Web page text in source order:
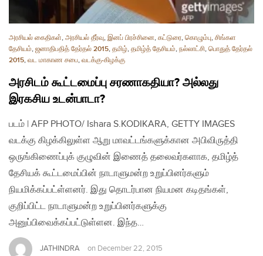
அரசியல் கைதிகள், அரசியல் தீர்வு, இனப் பிரச்சினை, கட்டுரை, கொழும்பு, சிங்கள
தேசியம், ஜனாதிபதித் தேர்தல் 2015, தமிழ், தமிழ்த் தேசியம், நல்லாட்சி, பொதுத் தேர்தல்
2015, வட மாகாண சபை, வடக்கு-கிழக்கு
அரசிடம் கூட்டமைப்பு சரணாகதியா? அல்லது
இரகசிய உடன்பாடா?
படம் | AFP PHOTO/ Ishara S.KODIKARA, GETTY IMAGES
வடக்கு கிழக்கிலுள்ள ஆறு மாவட்டங்களுக்கான அபிவிருத்தி
ஒருங்கிணைப்புக் குழுவின் இணைத் தலைவர்களாக, தமிழ்த்
தேசியக் கூட்டமைப்பின் நாடாளுமன்ற உறுப்பினர்களும்
நியமிக்கப்பட்ள்ளனர். இது தொடர்பான நியமன கடிதங்கள்,
குறிப்பிட்ட நாடாளுமன்ற உறுப்பினர்களுக்கு
அனுப்பிவைக்கப்பட்டுள்ளன. இந்த…
JATHINDRA on December 22, 2015